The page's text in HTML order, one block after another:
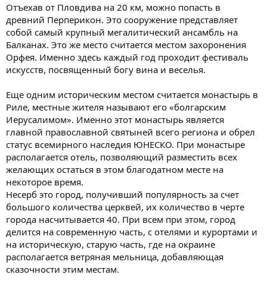
Отъехав от Пловдива на 20 км, можно попасть в
древний Перперикон. Это сооружение представляет
собой самый крупный мегалитический ансамбль на
Балканах. Это же место считается местом захоронения
Орфея. Именно здесь каждый год проходит фестиваль
искусств, посвященный богу вина и веселья.
Еще одним историческим местом считается монастырь в
Риле, местные жителя называют его «болгарским
Иерусалимом». Именно этот монастырь является
главной православной святыней всего региона и обрел
статус всемирного наследия ЮНЕСКО. При монастыре
располагается отель, позволяющий разместить всех
желающих остаться в этом благодатном месте на
некоторое время.
Несерб это город, получивший популярность за счет
большого количества церквей, их количество в черте
города насчитывается 40. При всем при этом, город
делится на современную часть, с отелями и курортами и
на историческую, старую часть, где на окраине
располагается ветряная мельница, добавляющая
сказочности этим местам.